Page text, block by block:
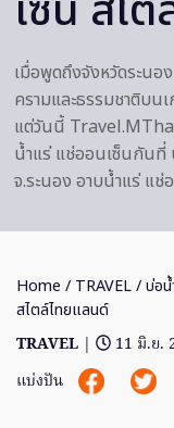
เมื่อพูดถึงจังหวัดระนอ
ครามและธรรมชาติบน
แต่วันนี้
น้ำแร่ แช่ออนเซ็นกันที่
จ.ระนอง อาบน้ำแร่ แ
Home / TRAVEL/ บ่อน้
สไตล์ไทยแลนด์
TRAVEL |
11 มิ.ย.
แบ่งปัน